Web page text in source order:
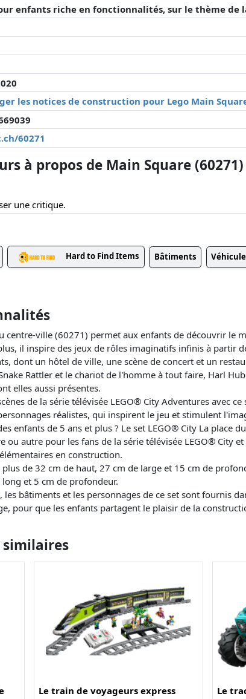
enfants riche en fonctionnalités, sur le thème de
les notices de construction pour Lego Main
60271
à propos de Main Square (60271)
une critique.
Hard to Find Items Bâtiments
centre-ville (60271) permet aux enfants de découvrir le
il inspire des jeux de rôles imaginatifs infinis à partir
dont un hôtel de ville, une scène de concert et un
Rattler et le chariot de l'homme à tout faire, Harl
elles aussi présentes.
de la série télévisée LEGO® City Adventures avec
réalistes, qui inspirent le jeu et stimulent
enfants de 5 ans et plus ? Le set LEGO® City La place
ou autre pour les fans de la série télévisée LEGO® City
en construction.
de 32 cm de haut, 27 cm de large et 15 cm de
et 5 cm de profondeur.
bâtiments et les personnages de ce set sont fournis
pour que les enfants partagent le plaisir de la
similaires
Le train de voyageurs express
Le